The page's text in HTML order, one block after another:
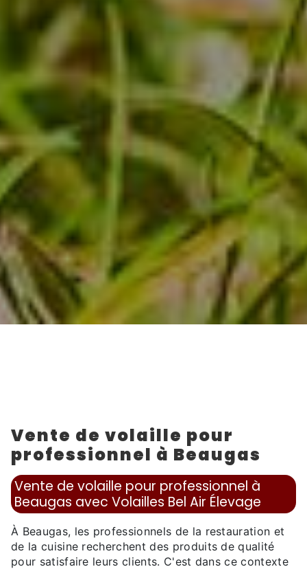
Vente de volaille pour
professionnel à Beaugas
Vente de volaille pour professionnel à
Beaugas avec Volailles Bel Air Élevage
À Beaugas, les professionnels de la restauration et
de la cuisine recherchent des produits de qualité
pour satisfaire leurs clients. C'est dans ce contexte